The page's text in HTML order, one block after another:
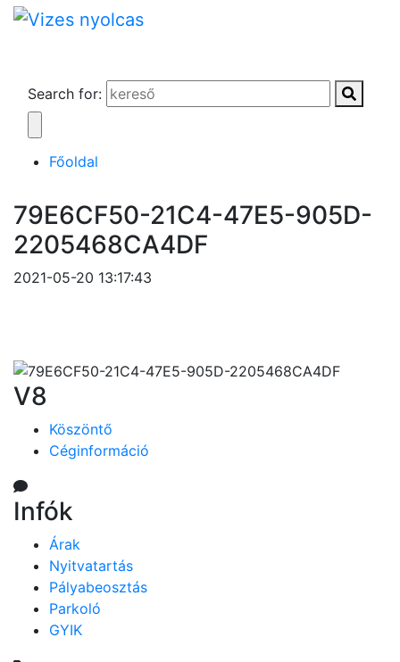
Search for:
Főoldal
79E6CF50-21C4-47E5-905D-
2205468CA4DF
2021-05-20 13:17:43
V8
Köszöntő
Céginformáció
Infók
Árak
Nyitvatartás
Pályabeosztás
Parkoló
GYIK